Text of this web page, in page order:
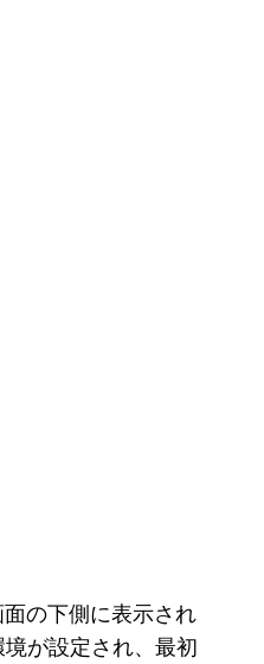
の下側に表示され
が設定され、最初